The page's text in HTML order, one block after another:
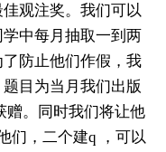
观注奖。我们可以
中每月抽取一到两
防止他们作假，我
目为当月我们出版
赠。同时我们将让他
们，二个建q ，可以